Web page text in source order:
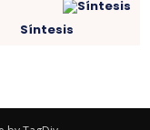
Síntesis